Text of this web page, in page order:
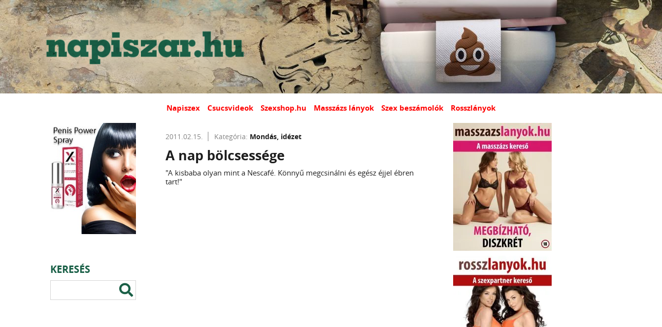
Napiszex Csucsvideok Szexshop.hu Masszázs lányok Szex beszámolók Rosszlányok
KERESÉS
2011.02.15. Kategória: Mondás, idézet
A nap bölcsessége
"A kisbaba olyan mint a Nescafé. Könnyű megcsinálni és egész éjjel ébren
tart!"